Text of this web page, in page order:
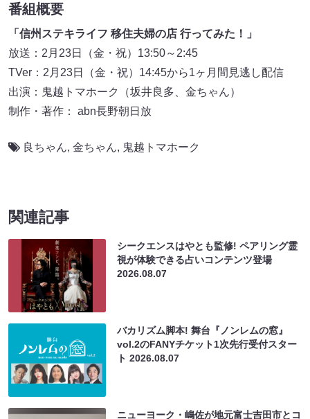
番組概要
「信州ステキライフ 移住夫婦の店 行ってみた！」
放送：2月23日（金・祝）13:50～2:45
TVer：2月23日（金・祝）14:45から1ヶ月間見逃し配信
出演：鬼越トマホーク（坂井良多、金ちゃん）
制作・著作： abn長野朝日放
良ちゃん, 金ちゃん, 鬼越トマホーク
関連記事
シークエンスはやとも監修! ペアリング霊
視が体験できる占いコンテンツ登場
2026.08.07
バカリズム脚本! 舞台『ノンレムの窓』
vol.2のFANYチケット1次先行受付スター
ト2026.08.07
ニューヨーク・嶋佐が地元富士吉田市とコ